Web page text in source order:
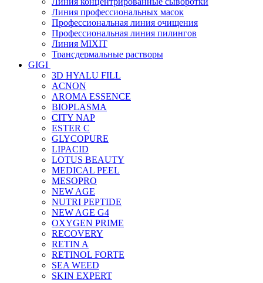
Линия профессиональных масок
Профессиональная линия очищения
Профессиональная линия пилингов
Линия MIXIT
Трансдермальные растворы
GIGI
3D HYALU FILL
ACNON
AROMA ESSENCE
BIOPLASMA
CITY NAP
ESTER C
GLYCOPURE
LIPACID
LOTUS BEAUTY
MEDICAL PEEL
MESOPRO
NEW AGE
NUTRI PEPTIDE
NEW AGE G4
OXYGEN PRIME
RECOVERY
RETIN A
RETINOL FORTE
SEA WEED
SKIN EXPERT